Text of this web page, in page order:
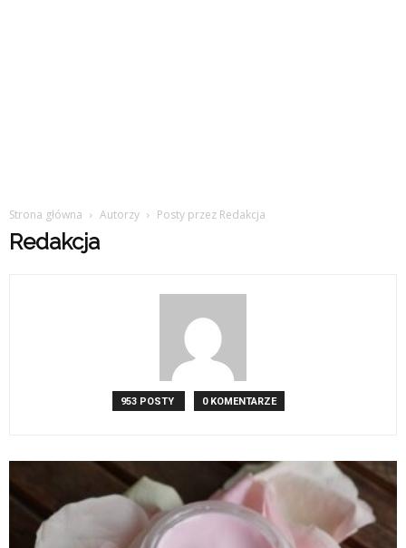
Strona główna Autorzy Posty przez Redakcja
Redakcja
953 POSTY 0 KOMENTARZE